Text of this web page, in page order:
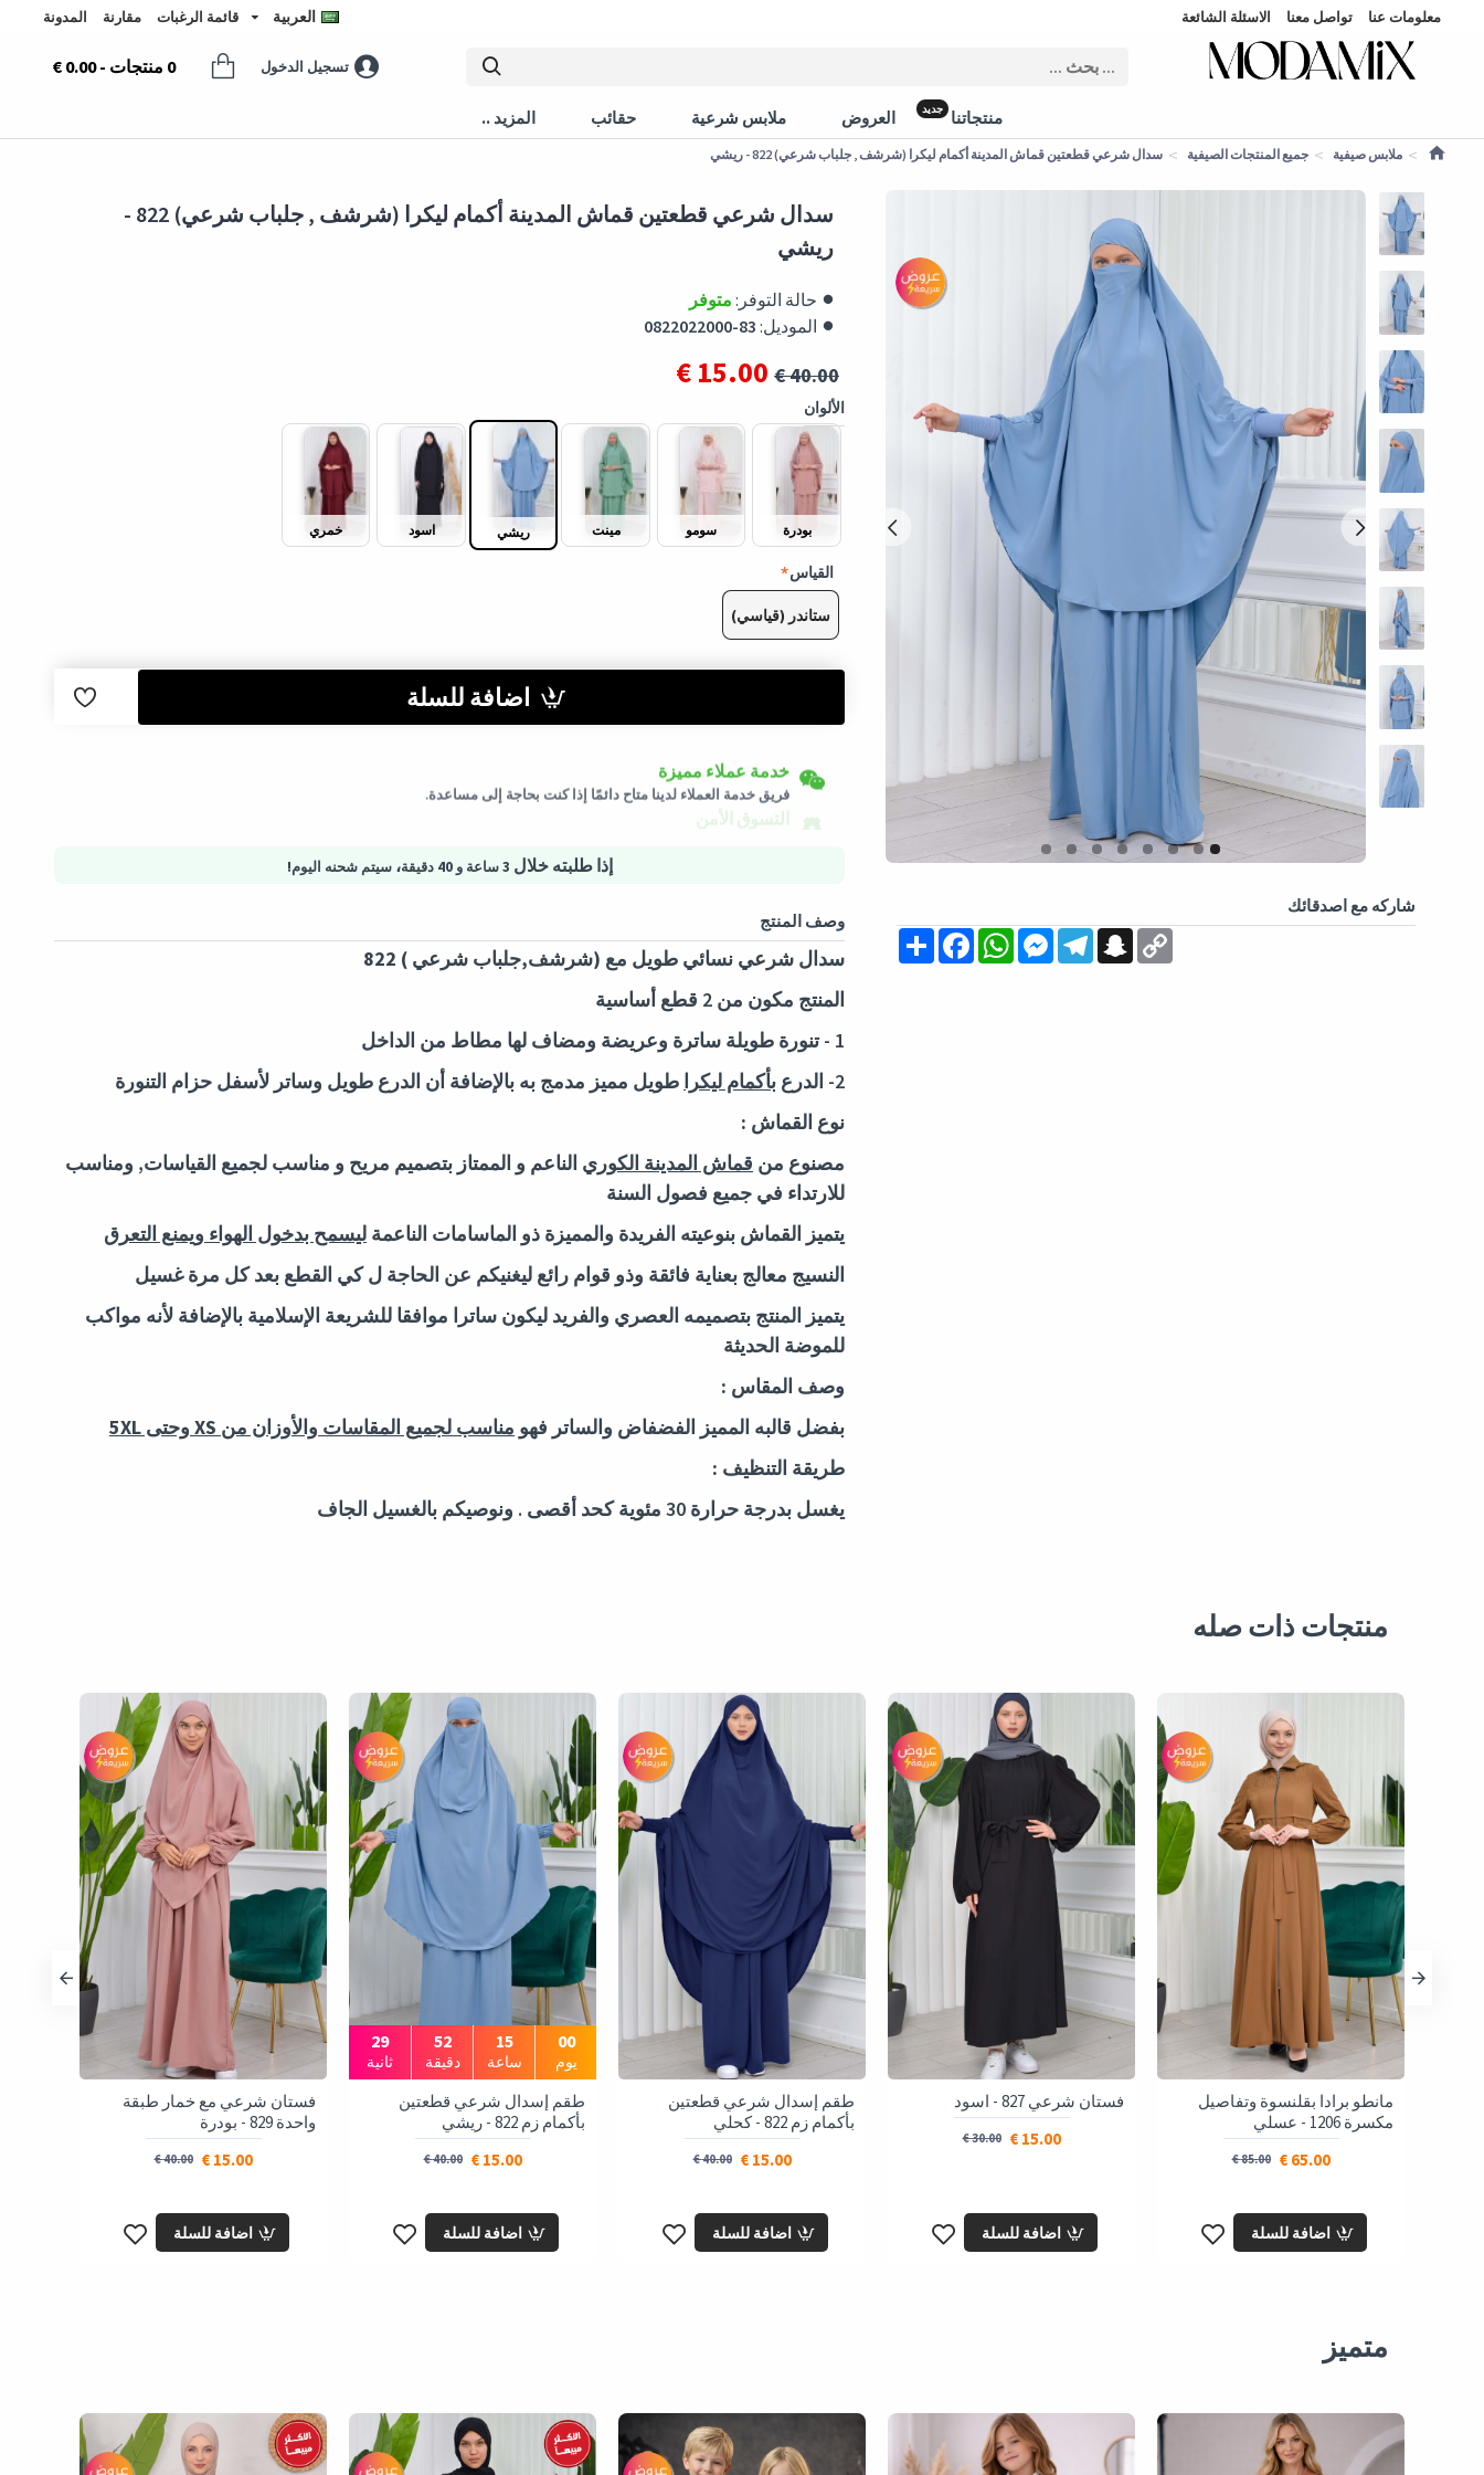
معلومات عنا تواصل معنا الاسئلة الشائعة العربية قائمة الرغبات مقارنة المدونة
تسجيل الدخول 0 منتجات - 0.00 €
منتجاتنا جديد العروض ملابس شرعية حقائب المزيد ..
ملابس صيفية جميع المنتجات الصيفية سدال شرعي قطعتين قماش المدينة أكمام ليكرا (شرشف , جلباب شرعي) 822 - ريشي
شاركه مع اصدقائك
Share
FacebookWhatsApp
MessengerTelegramSnapchat Copy
Link
سدال شرعي قطعتين قماش المدينة أكمام ليكرا (شرشف , جلباب شرعي) 822 -
ريشي
إذا طلبته خلال 3 ساعة و 40 دقيقة ،سيتم شحنه اليوم!
وصف المنتج
سدال شرعي نسائي طويل مع (شرشف,جلباب شرعي ) 822
المنتج مكون من 2 قطع أساسية
1 - تنورة طويلة ساترة وعريضة ومضاف لها
مطاط من الداخل
2- الدرع
بأكمام ليكرا طويل مميز مدمج به بالإضافة أن الدرع طويل وساتر لأسفل حزام التنورة
نوع القماش :
مصنوع من قماش المدينة الكوري الناعم و الممتاز بتصميم مريح و مناسب لجميع القياسات, ومناسب
للارتداء في جميع فصول السنة
يتميز القماش بنوعيته الفريدة والمميزة ذو الماسامات الناعمة ليسمح بدخول الهواء ويمنع التعرق
النسيج معالج بعناية فائقة وذو قوام رائع ليغنيكم عن الحاجة ل كي القطع بعد كل مرة غسيل
يتميز المنتج بتصميمه العصري والفريد ليكون ساترا موافقا للشريعة الإسلامية بالإضافة لأنه مواكب
للموضة الحديثة
وصف المقاس :
بفضل قالبه المميز الفضفاض والساتر فهو مناسب لجميع المقاسات والأوزان من XS وحتى 5XL
طريقة التنظيف :
يغسل بدرجة حرارة 30 مئوية كحد أقصى . ونوصيكم بالغسيل الجاف
حالة التوفر: متوفر
الموديل: 0822022000-83
15.00 € 40.00 €
الألوان
بودرة سومو مينت ريشي اسود خمري
القياس
ستاندر (قياسي)
اضافة للسلة
شحن لكافة الدول
إرجاع سهل
خدمة عملاء مميزة
التسوق الأمن
خيارات الدفع الآمنة - تأمين الخصوصية خدمات لوجستية آمنة - حماية المشتريات
منتجات ذات صله
مانطو برادا بقلنسوة وتفاصيل
مكسرة 1206 - عسلي
65.00 €
85.00 €
اضافة للسلة
فستان شرعي 827 - اسود
15.00 €
30.00 €
اضافة للسلة
طقم إسدال شرعي قطعتين
بأكمام زم 822 - كحلي
15.00 €
40.00 €
اضافة للسلة
00
يوم
15
ساعة
52
دقيقة
27
ثانية
طقم إسدال شرعي قطعتين
بأكمام زم 822 - ريشي
15.00 €
40.00 €
اضافة للسلة
فستان شرعي مع خمار طبقة
واحدة 829 - بودرة
15.00 €
40.00 €
اضافة للسلة
متميز